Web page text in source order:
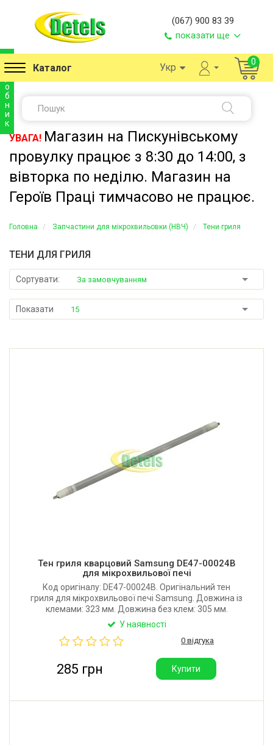
(067) 900 83 39
показати ще
Каталог Укр 0
УВАГА! Магазин на Пискунівському
провулку працює з 8:30 до 14:00, з
вівторка по неділю. Магазин на
Героїв Праці тимчасово не працює.
Головна Запчастини для мікрохвильовки (НВЧ) Тени гриля
ТЕНИ ДЛЯ ГРИЛЯ
Сортувати: За замовчуванням
Показати 15
и
о
б
н
и
к
Тен гриля кварцовий Samsung DE47-00024B
для мікрохвильової печі
Код оригіналу: DE47-00024B. Оригінальний тен
гриля для мікрохвильової печі Samsung. Довжина із
клемами: 323 мм. Довжина без клем: 305 мм.
Робоча напруга: 115V. Потужність: 600W.
У наявності
0 відгука
285 грн Купити